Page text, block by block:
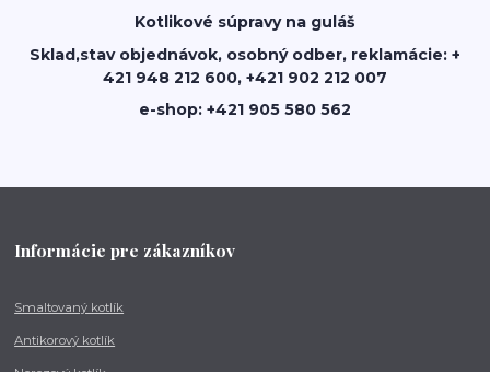
Kotlikové súpravy na guláš
Sklad,stav objednávok, osobný odber, reklamácie: +
421 948 212 600, +421 902 212 007
e-shop: +421 905 580 562
Informácie pre zákazníkov
Smaltovaný kotlík
Antikorový kotlík